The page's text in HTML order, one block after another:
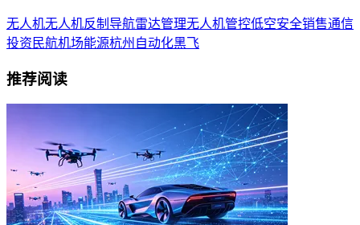
无人机无人机反制 导航雷达管理无人机管控低空安全销售通信
投资 民航机场能源杭州 自动化黑飞
推荐阅读